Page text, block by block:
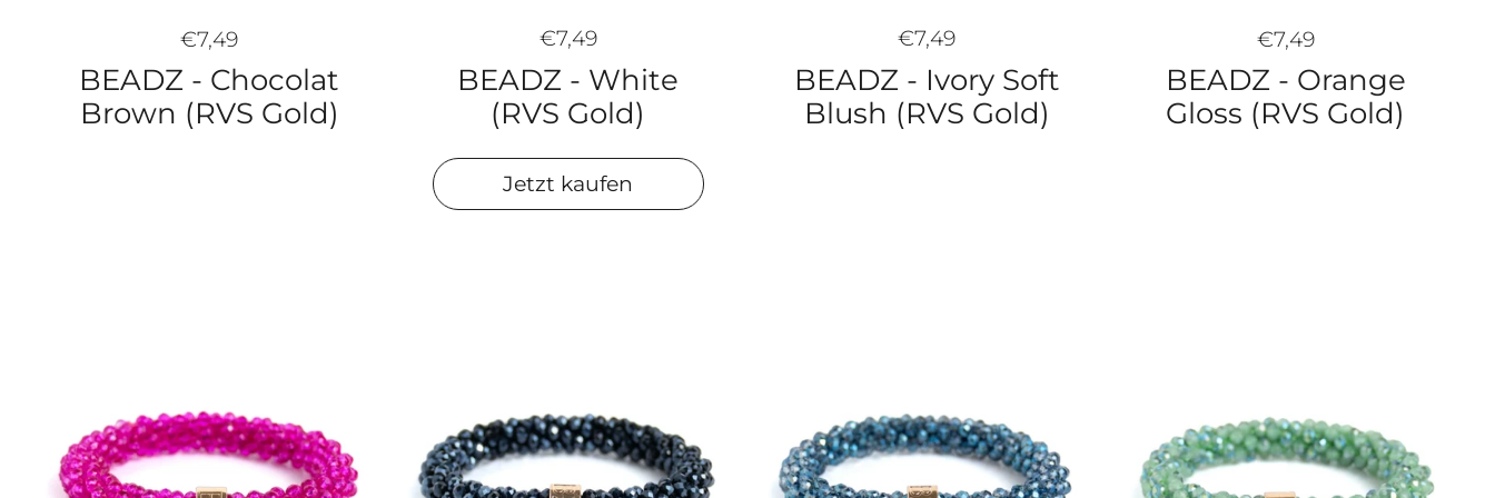
€7,49
BEADZ - Chocolat
Brown (RVS Gold)
€7,49
BEADZ - White
(RVS Gold)
Jetzt kaufen
€7,49
BEADZ - Ivory Soft
Blush (RVS Gold)
€7,49
BEADZ - Orange
Gloss (RVS Gold)